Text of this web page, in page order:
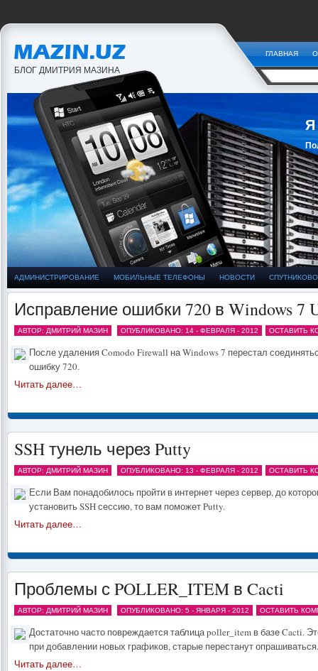
БЛОГ ДМИТРИЯ МАЗИНА
ГЛАВНАЯ
Я
АДМИНИСТРИРОВАНИЕ МОБИЛЬНЫЕ ТЕЛЕФОНЫ НОВОСТИ
Исправление ошибки 720 в Windows 7
АВТОР: ДМИТРИЙ МАЗИН ОПУБЛИКОВАНО: 14 - ФЕВРАЛЯ - 2012 ОСТАВИТЬ
После удаления Comodo Firewall на Windows 7 перестал
ошибку 720.
Читать далее…
SSH тунель через Putty
АВТОР: ДМИТРИЙ МАЗИН ОПУБЛИКОВАНО: 13 - ФЕВРАЛЯ - 2012 ОСТАВИТЬ
Если Вам понадобилось пройти в интернет через сервер, до
установить SSH сессию, то вам поможет Putty.
Читать далее…
Проблемы с POLLER_ITEM в Cacti
АВТОР: ДМИТРИЙ МАЗИН ОПУБЛИКОВАНО: 5 - ЯНВАРЯ - 2012 ОСТАВИТЬ
Достаточно часто повреждается таблица poller_item в базе Cacti.
при добавлении новых графиков, старые перестанут
Читать далее…